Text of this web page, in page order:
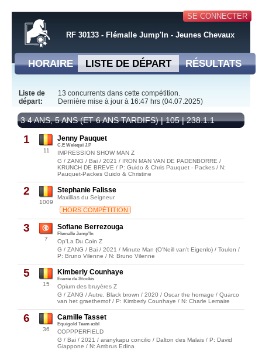
SE CONNECTER
RF 30133 - Flémalle Jump'In - Jeunes Chevaux
HORAIRE LISTE DE DÉPART RÉSULTATS
Liste de
départ:
13 concurrents dans cette compétition.
Dernière mise à jour à 16:47 hrs (04.07.2025)
3 4 ANS, 5 ANS (ET 6 ANS TARDIFS) | 105 | 238.1.1
1
11
Jenny Pauquet
C.E Welequi J.P
IMPRESSION SHOW MAN Z
G / ZANG / Bai / 2021 / IRON MAN VAN DE PADENBORRE /
KRUNCH DE BREVE / P: Guido & Chris Pauquet - Packes / N:
Pauquet-Packes Guido & Christine
2
1009
Stephanie Falisse
Maxillias du Seigneur
HORS COMPÉTITION
3
7
Sofiane Berrezouga
Flemalle Jump'In
Op'La Du Coin Z
G / ZANG / Bai / 2021 / Minute Man (O'Neill van't Eigenlo) / Toulon /
P: Bruno Vilenne / N: Bruno Vilenne
5
15
Kimberly Counhaye
Ecurie de Stockis
Opium des bruyères Z
G / ZANG / Autre, Black brown / 2020 / Oscar the homage / Quarco
van het graethemof / P: Kimberly Counhaye / N: Charle Lemaire
6
36
Camille Tasset
Equigold Team asbl
COPPPERFIELD
G / Bai / 2021 / aranykapu concilio / Dalton des Malais / P: David
Giappone / N: Ambrus Edina